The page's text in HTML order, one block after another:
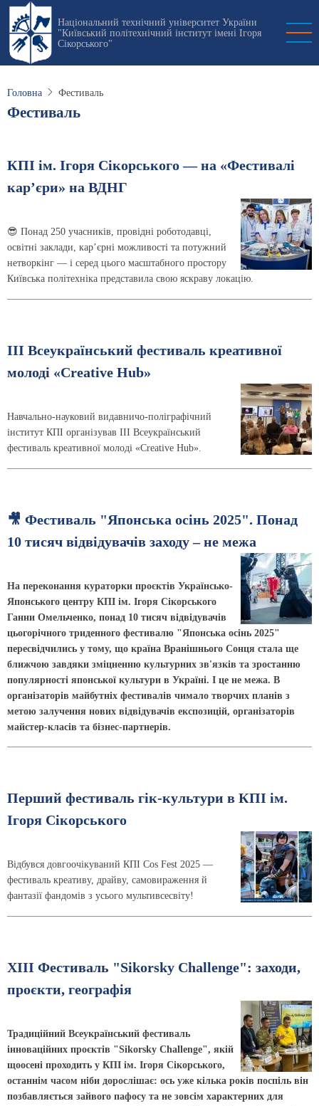
Перейти
основного
вмісту
Національний технічний університет України
"Київський політехнічний інститут імені Ігоря
Сікорського"
Головна Фестиваль
Фестиваль
КПІ ім. Ігоря Сікорського — на «Фестивалі
кар’єри» на ВДНГ
😎 Понад 250 учасників, провідні роботодавці,
освітні заклади, кар’єрні можливості та потужний
нетворкінг — і серед цього масштабного простору
Київська політехніка представила свою яскраву локацію.
ІІІ Всеукраїнський фестиваль креативної
молоді «Creative Hub»
Навчально-науковий видавничо-поліграфічний
інститут КПІ організував ІІІ Всеукраїнський
фестиваль креативної молоді «Creative Hub».
🎥 Фестиваль "Японська осінь 2025". Понад
10 тисяч відвідувачів заходу – не межа
На переконання кураторки проєктів Українсько-
Японського центру КПІ ім. Ігоря Сікорського
Ганни Омельченко, понад 10 тисяч відвідувачів
цьогорічного триденного фестивалю "Японська осінь 2025"
пересвідчились у тому, що країна Вранішнього Сонця стала ще
ближчою завдяки зміцненню культурних зв'язків та зростанню
популярності японської культури в Україні. І це не межа. В
організаторів майбутніх фестивалів чимало творчих планів з
метою залучення нових відвідувачів експозицій, організаторів
майстер-класів та бізнес-партнерів.
Перший фестиваль гік-культури в КПІ ім.
Ігоря Сікорського
Відбувся довгоочікуваний КПІ Cos Fest 2025 —
фестиваль креативу, драйву, самовираження й
фантазії фандомів з усього мультивсесвіту!
XIII Фестиваль "Sikorsky Challenge": заходи,
проєкти, географія
Традиційний Всеукраїнський фестиваль
інноваційних проєктів "Sikorsky Challenge", якій
щоосені проходить у КПІ ім. Ігоря Сікорського,
останнім часом ніби дорослішає: ось уже кілька років поспіль він
позбавляється зайвого пафосу та не зовсім характерних для